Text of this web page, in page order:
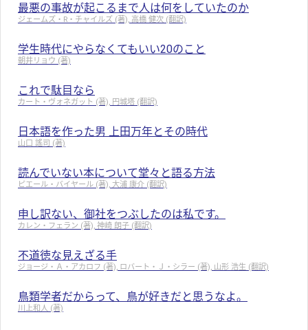
最悪の事故が起こるまで人は何をしていたのか
ジェームズ・R・チャイルズ (著), 高橋 健次 (翻訳)
学生時代にやらなくてもいい20のこと
朝井リョウ (著)
これで駄目なら
カート・ヴォネガット (著), 円城塔 (翻訳)
日本語を作った男 上田万年とその時代
山口 謠司 (著)
読んでいない本について堂々と語る方法
ピエール・バイヤール (著), 大浦 康介 (翻訳)
申し訳ない、御社をつぶしたのは私です。
カレン・フェラン (著), 神崎 朗子 (翻訳)
不道徳な見えざる手
ジョージ・Ａ・アカロフ (著), ロバート・Ｊ・シラー (著), 山形 浩生 (翻訳)
鳥類学者だからって、鳥が好きだと思うなよ。
川上和人 (著)